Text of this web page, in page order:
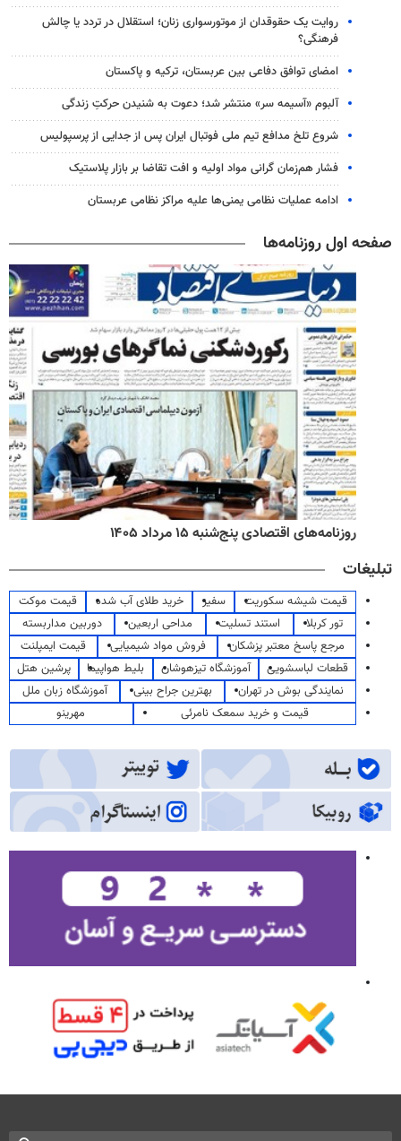
روایت یک حقوقدان از موتورسواری زنان؛ استقلال در تردد یا چالش
فرهنگی؟
امضای توافق دفاعی بین عربستان، ترکیه و پاکستان
آلبوم «آسیمه سر» منتشر شد؛ دعوت به شنیدن حرکتِ زندگی
شروع تلخ مدافع تیم ملی فوتبال ایران پس از جدایی از پرسپولیس
فشار هم‌زمان گرانی مواد اولیه و افت تقاضا بر بازار پلاستیک
ادامه عملیات نظامی یمنی‌ها علیه مراکز نظامی عربستان
صفحه اول روزنامه‌ها
روزنامه‌های اقتصادی پنج‌شنبه ۱۵ مرداد ۱۴۰۵
تبلیغات
قیمت شیشه سکوریت سفیر خرید طلای آب شده
قیمت موکت
تور کربلا
استند تسلیت مداحی اربعین
دوربین مداربسته
مرجع پاسخ معتبر پزشکان
فروش مواد شیمیایی
قیمت ایمپلنت
قطعات لباسشویی
آموزشگاه تیزهوشان بلیط هواپیما
پرشین هتل
نمایندگی بوش در تهران
بهترین جراح بینی
آموزشگاه زبان ملل
قیمت و خرید سمعک نامرئی
مهرینو